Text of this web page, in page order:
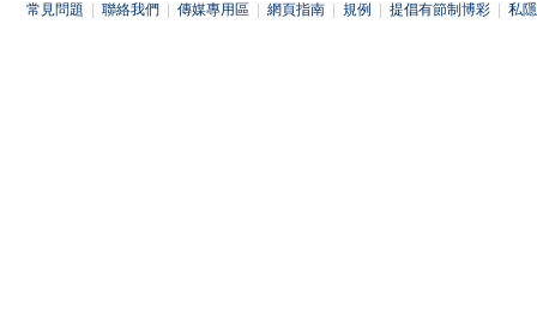
常見問題 聯絡我們 傳媒專用區 網頁指南 規例 提倡有節制博彩 私